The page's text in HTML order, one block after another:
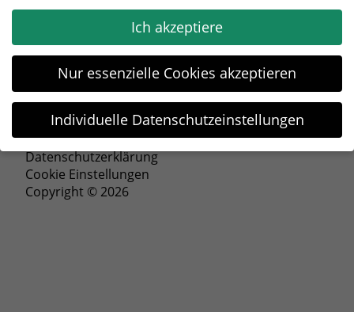
Impressum
Datenschutzerklärung
Cookie Einstellungen
Copyright © 2026
Ich akzeptiere
Nur essenzielle Cookies akzeptieren
Individuelle Datenschutzeinstellungen
Datenschutzeinstellungen
Wenn Sie unter 16 Jahre alt sind und Ihre Zustimmung zu
freiwilligen Diensten geben möchten, müssen Sie Ihre